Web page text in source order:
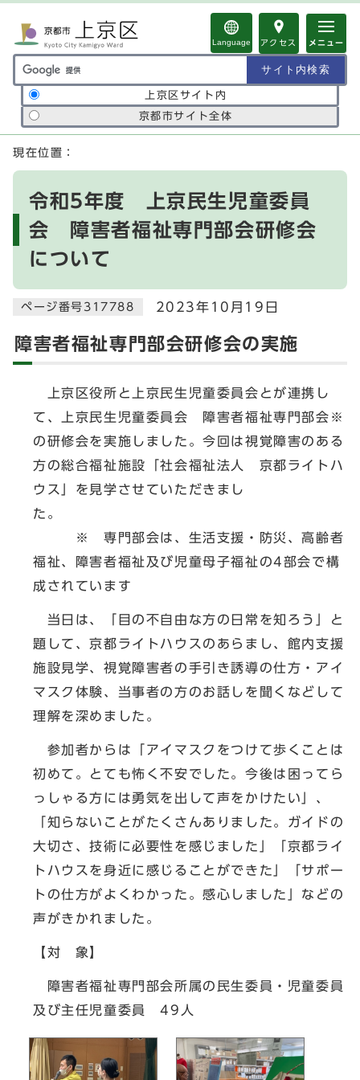
Language アクセス メニュー
サイト内検索の範囲
上京区サイト内
京都市サイト全体
ここから本文です
現在位置：
令和5年度 上京民生児童委員
会 障害者福祉専門部会研修会
について
ページ番号317788 2023年10月19日
障害者福祉専門部会研修会の実施
上京区役所と上京民生児童委員会とが連携し
て、上京民生児童委員会 障害者福祉専門部会※
の研修会を実施しました。今回は視覚障害のある
方の総合福祉施設「社会福祉法人 京都ライトハ
ウス」を見学させていただきまし
た。
※ 専門部会は、生活支援・防災、高齢者
福祉、障害者福祉及び児童母子福祉の4部会で構
成されています
当日は、「目の不自由な方の日常を知ろう」と
題して、京都ライトハウスのあらまし、館内支援
施設見学、視覚障害者の手引き誘導の仕方・アイ
マスク体験、当事者の方のお話しを聞くなどして
理解を深めました。
参加者からは「アイマスクをつけて歩くことは
初めて。とても怖く不安でした。今後は困ってら
っしゃる方には勇気を出して声をかけたい」、
「知らないことがたくさんありました。ガイドの
大切さ、技術に必要性を感じました」「京都ライ
トハウスを身近に感じることができた」「サポー
トの仕方がよくわかった。感心しました」などの
声がきかれました。
【対 象】
障害者福祉専門部会所属の民生委員・児童委員
及び主任児童委員 49人